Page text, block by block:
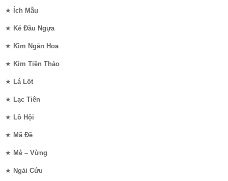
★ Ích Mẫu
★ Ké Đầu Ngựa
★ Kim Ngân Hoa
★ Kim Tiền Thảo
★ Lá Lốt
★ Lạc Tiên
★ Lô Hội
★ Mã Đề
★ Mè – Vừng
★ Ngải Cứu